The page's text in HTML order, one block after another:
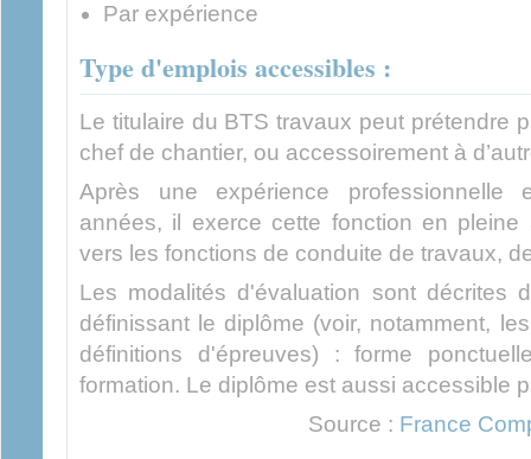
Par expérience
Type d'emplois accessibles :
Le titulaire du BTS travaux peut prétendre
chef de chantier, ou accessoirement à
Après une expérience professionnelle
années, il exerce cette fonction en pleine
vers les fonctions de conduite de travaux,
Les modalités d'évaluation sont décrites
définissant le diplôme (voir, notamment,
définitions d'épreuves) : forme
formation. Le diplôme est aussi accessible
Source : France